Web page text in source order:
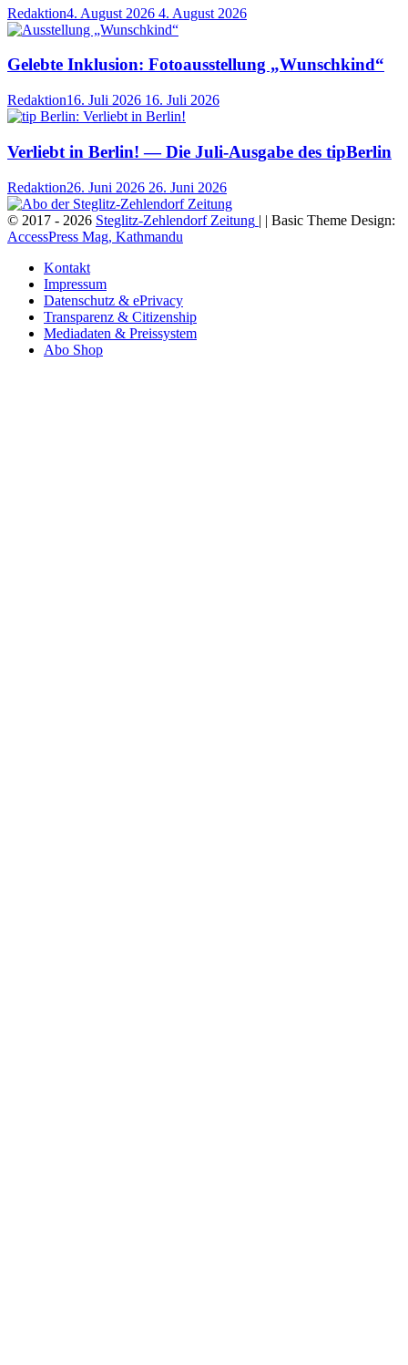
Redaktion4. August 2026 4. August 2026
Gelebte Inklusion: Fotoausstellung „Wunschkind“
Redaktion16. Juli 2026 16. Juli 2026
Verliebt in Berlin! — Die Juli-Ausgabe des tipBerlin
Redaktion26. Juni 2026 26. Juni 2026
© 2017 - 2026 Steglitz-Zehlendorf Zeitung | | Basic Theme Design:
AccessPress Mag, Kathmandu
Kontakt
Impressum
Datenschutz & ePrivacy
Transparenz & Citizenship
Mediadaten & Preissystem
Abo Shop